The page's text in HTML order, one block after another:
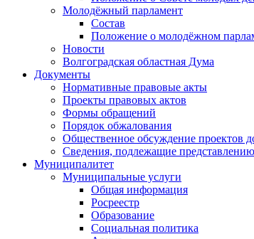
Молодёжный парламент
Состав
Положение о молодёжном
Новости
Волгоградская областная Дума
Документы
Нормативные правовые акты
Проекты правовых актов
Формы обращений
Порядок обжалования
Общественное обсуждение проектов
Сведения, подлежащие
Муниципалитет
Муниципальные услуги
Общая информация
Росреестр
Образование
Социальная политика